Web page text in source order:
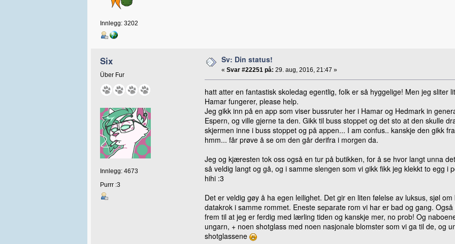
Innlegg: 3202
Six
Über Fur
Innlegg: 4673
Purrr :3
Sv: Din status!
« Svar #22251 på: 29. aug, 2016, 21:47 »
hatt atter en fantastisk skoledag egentlig, folk er så hyggelige! Men jeg
Hamar fungerer, please help.
Jeg gikk inn på en app som viser bussruter her i Hamar og Hedmark in
Espern, og ville gjerne ta den. Gikk til buss stoppet og det sto at den skulle
skjermen inne i buss stoppet og på appen... I am confus.. kanskje den gikk
hmm... får prøve å se om den går derifra i morgen da.
Jeg og kjæresten tok oss også en tur på butikken, for å se hvor langt unna
så veldig langt og gå, og i samme slengen som vi gikk fikk jeg klekkt to egg
hihi :3
Det er veldig gøy å ha egen leilighet. Det gir en liten følelse av luksus, sjøl
datakrok i samme rommet. Eneste separate rom vi har er bad og gang.
frem til at jeg er ferdig med lærling tiden og kanskje mer, no prob! Og
ungarn, + noen shotglass med noen nasjonale blomster som vi ga til de, og
shotglassene